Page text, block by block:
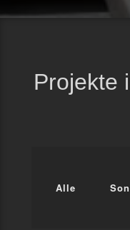
Projekte
Alle